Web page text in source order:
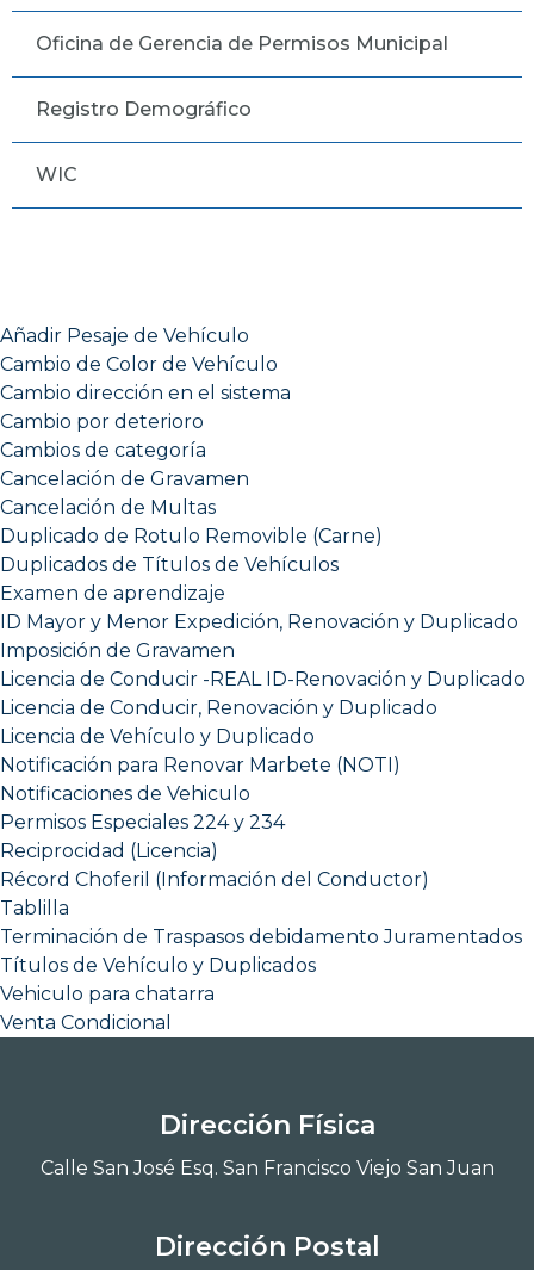
Oficina de Gerencia de Permisos Municipal
Registro Demográfico
WIC
Añadir Pesaje de Vehículo
Cambio de Color de Vehículo
Cambio dirección en el sistema
Cambio por deterioro
Cambios de categoría
Cancelación de Gravamen
Cancelación de Multas
Duplicado de Rotulo Removible (Carne)
Duplicados de Títulos de Vehículos
Examen de aprendizaje
ID Mayor y Menor Expedición, Renovación y Duplicado
Imposición de Gravamen
Licencia de Conducir -REAL ID-Renovación y Duplicado
Licencia de Conducir, Renovación y Duplicado
Licencia de Vehículo y Duplicado
Notificación para Renovar Marbete (NOTI)
Notificaciones de Vehiculo
Permisos Especiales 224 y 234
Reciprocidad (Licencia)
Récord Choferil (Información del Conductor)
Tablilla
Terminación de Traspasos debidamento Juramentados
Títulos de Vehículo y Duplicados
Vehiculo para chatarra
Venta Condicional
Dirección Física
Calle San José Esq. San Francisco Viejo San Juan
Dirección Postal